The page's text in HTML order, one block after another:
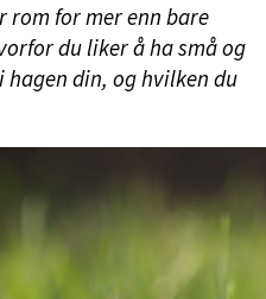
rom for mer enn bare
du liker å ha små og
hagen din, og hvilken du